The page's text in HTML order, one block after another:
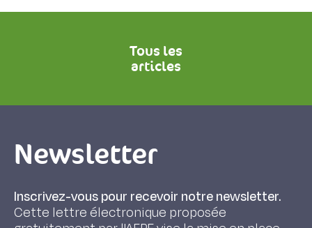
Tous les
articles
Newsletter
Inscrivez-vous pour recevoir notre newsletter.
Cette lettre électronique proposée